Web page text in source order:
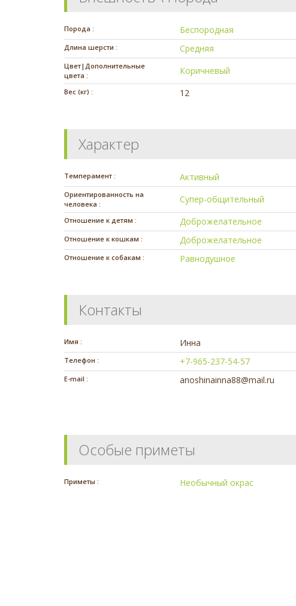
Порода : Беспородная
Длина шерсти : Средняя
Цвет|Дополнительные
цвета :
Коричневый
Вес (кг) : 12
Характер
Темперамент : Активный
Ориентированность на
человека :
Супер-общительный
Отношение к детям : Доброжелательное
Отношение к кошкам : Доброжелательное
Отношение к собакам : Равнодушное
Контакты
Имя : Инна
Телефон : +7-965-237-54-57
E-mail : anoshinainna88@mail.ru
Особые приметы
Приметы : Необычный окрас